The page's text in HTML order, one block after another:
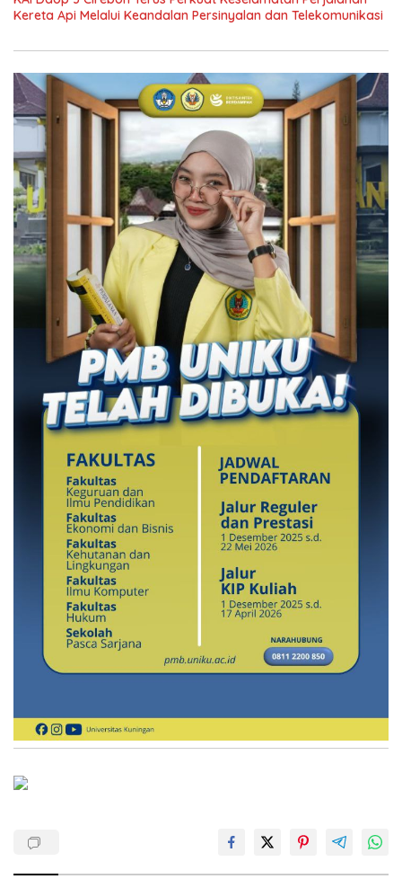
Kereta Api Melalui Keandalan Persinyalan dan Telekomunikasi